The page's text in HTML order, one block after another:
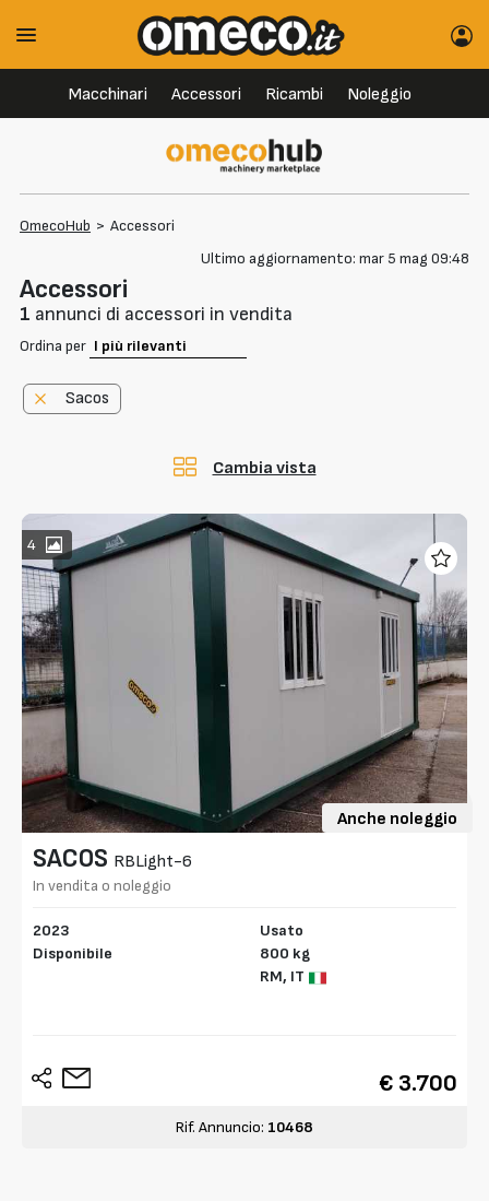
Macchinari Accessori Ricambi Noleggio
OmecoHub > Accessori
Ultimo aggiornamento: mar 5 mag 09:48
Accessori
1 annunci di accessori in vendita
Ordina per
Sacos
Cambia vista
4
Anche noleggio
SACOS RBLight-6
In vendita o noleggio
2023
Disponibile
Usato
800 kg
RM, IT
€ 3.700
Rif. Annuncio: 10468